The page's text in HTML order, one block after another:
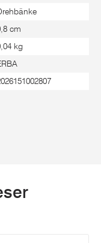
cm
kg